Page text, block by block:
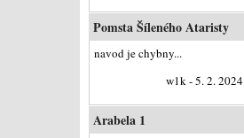
Pomsta Šíleného Ataristy
navod je chybny...
w1k - 5. 2. 2024
Arabela 1